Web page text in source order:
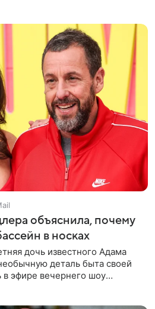
объяснила, почему
в носках
дочь известного Адама
деталь быта своей
в эфире вечернего шоу